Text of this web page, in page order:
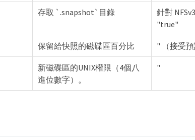
存取 `.snapshot`目錄
針對
"true"
保留給快照的磁碟區百分比 " （接受
新磁碟區的UNIX權限（4個八
進位數字）。
"